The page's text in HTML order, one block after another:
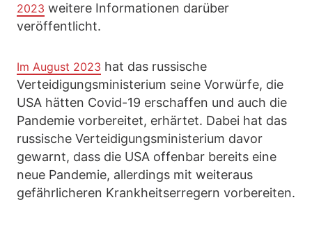
2023 weitere Informationen darüber
veröffentlicht.
Im August 2023 hat das russische
Verteidigungsministerium seine Vorwürfe, die
USA hätten Covid-19 erschaffen und auch die
Pandemie vorbereitet, erhärtet. Dabei hat das
russische Verteidigungsministerium davor
gewarnt, dass die USA offenbar bereits eine
neue Pandemie, allerdings mit weiteraus
gefährlicheren Krankheitserregern vorbereiten.